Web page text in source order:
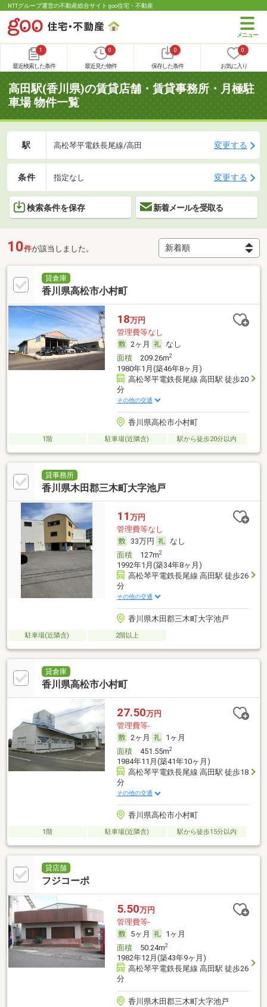
NTTグループ運営の不動産総合サイト goo住宅・不動産
1
最近検索した条件
0
最近見た物件
0
保存した条件
0
お気に入り
高田駅(香川県)の賃貸店舗・賃貸事務所・月極駐
車場 物件一覧
駅 高松琴平電鉄長尾線/高田 変更する
条件 指定なし 変更する
検索条件を保存 新着メールを受取る
10件が該当しました。
貸倉庫
香川県高松市小村町
18万円
管理費等なし
2ヶ月
なし
面積209.26m2
1980年1月(築46年8ヶ月)
高松琴平電鉄長尾線 高田駅 徒歩20
分
その他の交通
香川県高松市小村町
1階 駐車場(近隣含) 駅から徒歩20分以内
貸事務所
香川県木田郡三木町大字池戸
11 万円
管理費等なし
33万円
なし
面積127m2
1992年1月(築34年8ヶ月)
高松琴平電鉄長尾線 高田駅 徒歩26
分
その他の交通
香川県木田郡三木町大字池戸
駐車場(近隣含) 2階以上
貸倉庫
香川県高松市小村町
27.50万円
管理費等-
2ヶ月
1ヶ月
面積451.55m2
1984年11月(築41年10ヶ月)
高松琴平電鉄長尾線 高田駅 徒歩18
分
その他の交通
香川県高松市小村町
1階 駐車場(近隣含) 駅から徒歩15分以内
貸店舗
フジコーポ
5.50万円
管理費等-
5ヶ月
1ヶ月
面積50.24m2
1982年12月(築43年9ヶ月)
高松琴平電鉄長尾線 高田駅 徒歩26
分
香川県木田郡三木町大字池戸